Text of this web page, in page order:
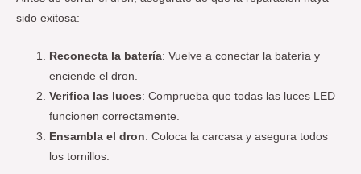
sido exitosa:
Reconecta la batería: Vuelve a conectar la batería y
enciende el dron.
Verifica las luces: Comprueba que todas las luces LED
funcionen correctamente.
Ensambla el dron: Coloca la carcasa y asegura todos
los tornillos.